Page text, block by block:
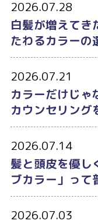
2026.07.28
白髪が増えて
たわるカラーの
2026.07.21
カラーだけじ
カウンセリング
2026.07.14
髪と頭皮を優し
ブカラー」って
2026.07.03